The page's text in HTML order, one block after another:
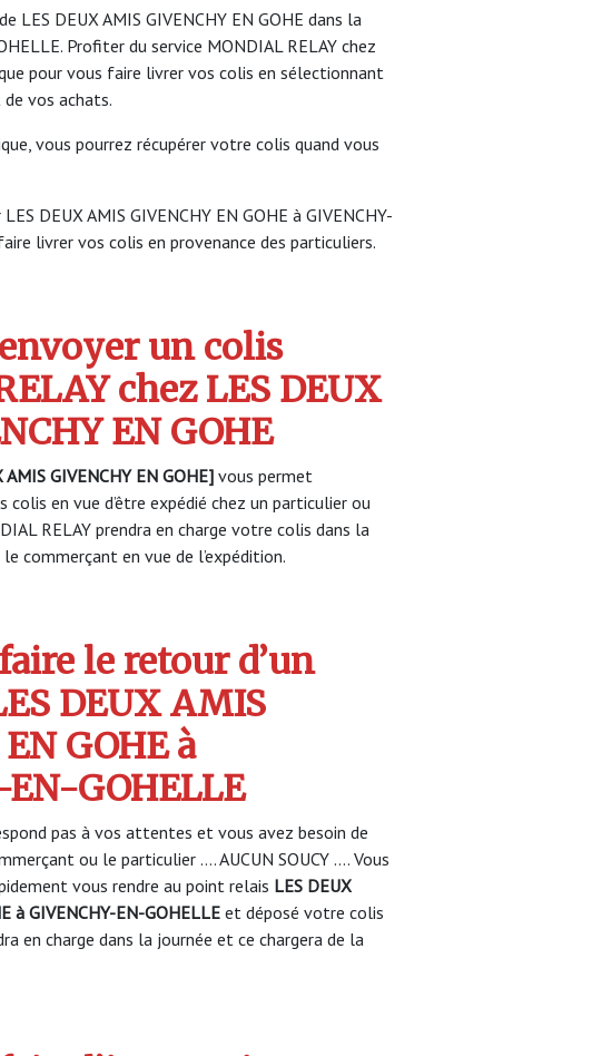
LES DEUX AMIS GIVENCHY EN GOHE dans la
Profiter du service MONDIAL RELAY chez
pour vous faire livrer vos colis en sélectionnant
vos achats.
vous pourrez récupérer votre colis quand vous
DEUX AMIS GIVENCHY EN GOHE à GIVENCHY-
livrer vos colis en provenance des particuliers.
un colis
chez LES DEUX
EN GOHE
AMIS GIVENCHY EN GOHE] vous permet
colis en vue d’être expédié chez un particulier ou
RELAY prendra en charge votre colis dans la
commerçant en vue de l’expédition.
le retour d’un
DEUX AMIS
GOHE à
GOHELLE
pas à vos attentes et vous avez besoin de
ou le particulier …. AUCUN SOUCY …. Vous
vous rendre au point relais LES DEUX
à GIVENCHY-EN-GOHELLE et déposé votre colis
en charge dans la journée et ce chargera de la